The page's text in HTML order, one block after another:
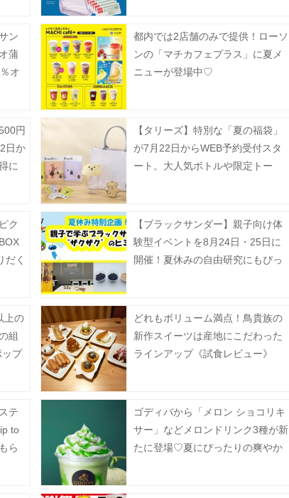
ン
蒲
オ
都内では2店舗のみで提供！ローソ
ンの「マチカフェプラス」に夏メ
ニューが登場中♡
円
日か
に
【タリーズ】特別な「夏の福袋」
が7月22日からWEB予約受付スタ
ート。大人気ボトルや限定トー
ク
だく
【ブラックサンダー】親子向け体
験型イベントを8月24日・25日に
開催！夏休みの自由研究にもぴっ
上の
組
ップ
どれもボリューム満点！鳥貴族の
新作スイーツは産地にこだわった
ラインアップ《試食レビュー》
テ
to
ら
ゴディバから「メロン ショコリキ
サー」などメロンドリンク3種が新
たに登場♡夏にぴったりの爽やか